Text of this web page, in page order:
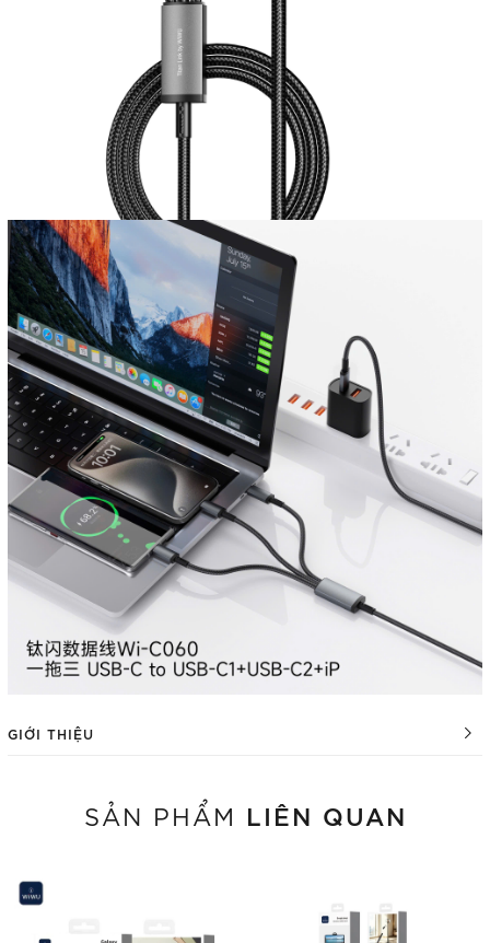
GIỚI THIỆU
SẢN PHẨM LIÊN QUAN